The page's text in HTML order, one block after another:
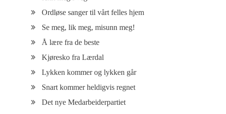
Ordløse sanger til vårt felles hjem
Se meg, lik meg, misunn meg!
Å lære fra de beste
Kjøresko fra Lærdal
Lykken kommer og lykken går
Snart kommer heldigvis regnet
Det nye Medarbeiderpartiet